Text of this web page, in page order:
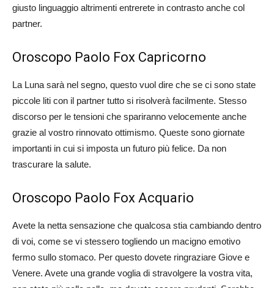
giusto linguaggio altrimenti entrerete in contrasto anche col
partner.
Oroscopo Paolo Fox Capricorno
La Luna sarà nel segno, questo vuol dire che se ci sono state
piccole liti con il partner tutto si risolverà facilmente. Stesso
discorso per le tensioni che spariranno velocemente anche
grazie al vostro rinnovato ottimismo. Queste sono giornate
importanti in cui si imposta un futuro più felice. Da non
trascurare la salute.
Oroscopo Paolo Fox Acquario
Avete la netta sensazione che qualcosa stia cambiando dentro
di voi, come se vi stessero togliendo un macigno emotivo
fermo sullo stomaco. Per questo dovete ringraziare Giove e
Venere. Avete una grande voglia di stravolgere la vostra vita,